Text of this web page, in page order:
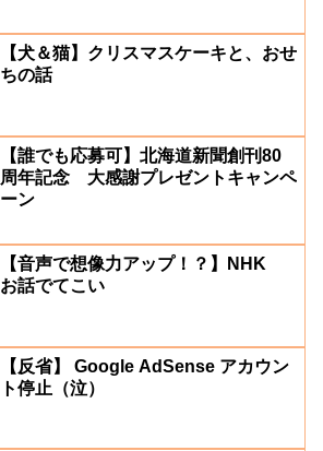
【犬＆猫】クリスマスケーキと、おせ
ちの話
【誰でも応募可】北海道新聞創刊80
周年記念 大感謝プレゼントキャンペ
ーン
【音声で想像力アップ！？】NHK
お話でてこい
【反省】 Google AdSense アカウン
ト停止（泣）